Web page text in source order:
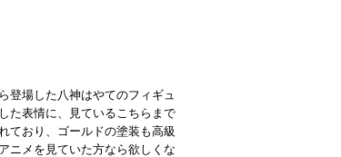
登場した八神はやてのフィギュ
た表情に、見ているこちらまで
ており、ゴールドの塗装も高級
ニメを見ていた方なら欲しくな